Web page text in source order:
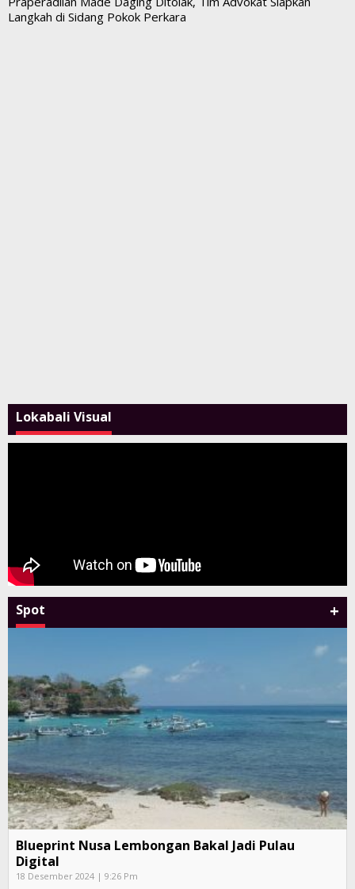
Langkah di Sidang Pokok Perkara
Lokabali Visual
Spot +
Blueprint Nusa Lembongan Bakal Jadi Pulau
Digital
18 Desember 2024 | 9:26 Pm